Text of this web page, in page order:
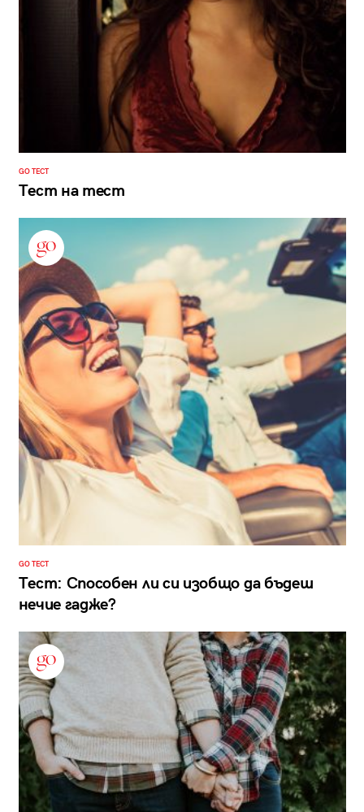
GO ТЕСТ
Тест на тест
GO ТЕСТ
Тест: Способен ли си изобщо да бъдеш
нечие гадже?